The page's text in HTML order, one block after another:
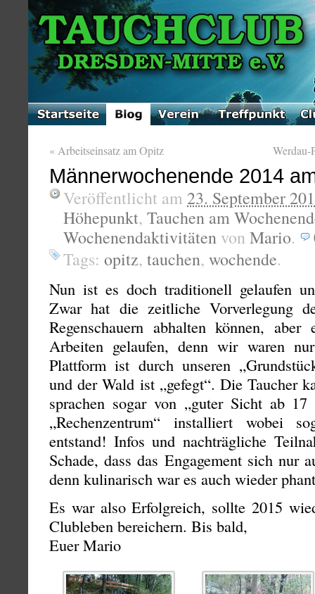
« Arbeitseinsatz am Opitz Werdau-
Männerwochenende 2014
Veröffentlicht am 23. September
Höhepunkt, Tauchen am
Wochenendaktivitäten von Mario.
Tags: opitz, tauchen, wochende.
Nun ist es doch traditionell gelaufen
Zwar hat die zeitliche Vorverlegung
Regenschauern abhalten können,
Arbeiten gelaufen, denn wir waren
Plattform ist durch unseren
und der Wald ist „gefegt“. Die Taucher
sprachen sogar von „guter Sicht ab
„Rechenzentrum“ installiert wobei
entstand! Infos und nachträgliche
Schade, dass das Engagement sich nur
denn kulinarisch war es auch wieder
Es war also Erfolgreich, sollte 2015
Clubleben bereichern. Bis bald,
Euer Mario